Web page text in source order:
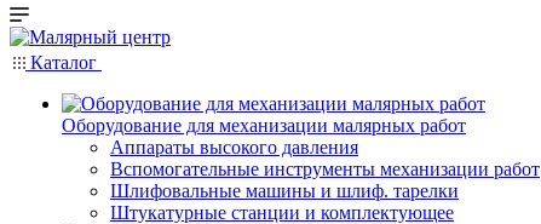
Каталог
Оборудование для механизации малярных работ
Аппараты высокого давления
Вспомогательные инструменты механизации работ
Шлифовальные машины и шлиф. тарелки
Штукатурные станции и комплектующее